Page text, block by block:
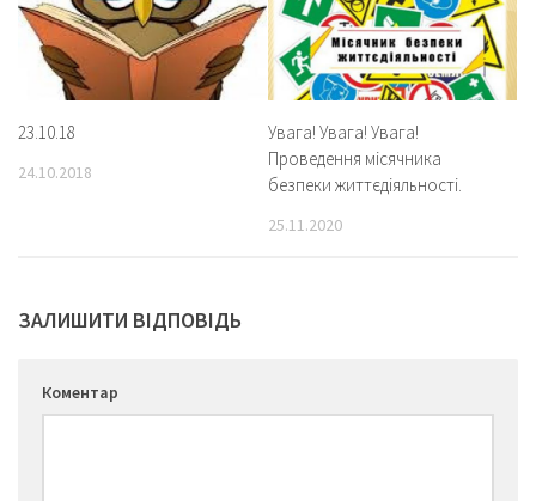
23.10.18
24.10.2018
Увага! Увага! Увага!
Проведення місячника
безпеки життєдіяльності.
25.11.2020
ЗАЛИШИТИ ВІДПОВІДЬ
Коментар